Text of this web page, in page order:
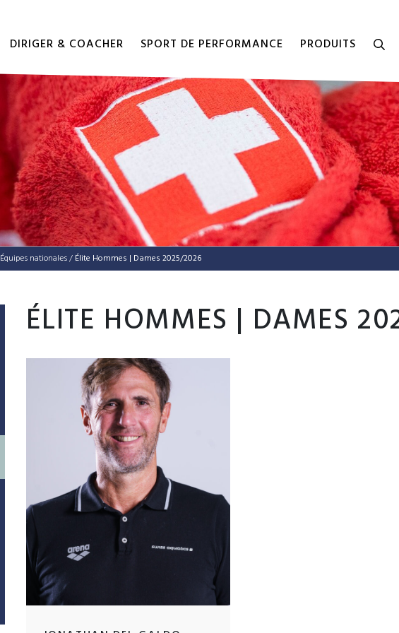
DIRIGER & COACHER SPORT DE PERFORMANCE PRODUITS
Équipes natio­nales/ Élite Hommes | Dames 2025/2026
ÉLITE HOMMES | DAMES